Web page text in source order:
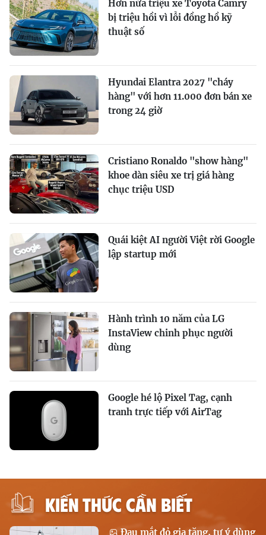
Hơn nửa triệu xe Toyota Camry
bị triệu hồi vì lỗi đồng hồ kỹ
thuật số
Hyundai Elantra 2027 "cháy
hàng" với hơn 11.000 đơn bán xe
trong 24 giờ
Cristiano Ronaldo "show hàng"
khoe dàn siêu xe trị giá hàng
chục triệu USD
Quái kiệt AI người Việt rời Google
lập startup mới
Hành trình 10 năm của LG
InstaView chinh phục người
dùng
Google hé lộ Pixel Tag, cạnh
tranh trực tiếp với AirTag
KIẾN THỨC CẦN BIẾT
Đau mắt đỏ gia tăng, tự ý dùng